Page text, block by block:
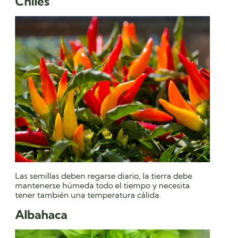
Las semillas deben regarse diario, la tierra debe
mantenerse húmeda todo el tiempo y necesita
tener también una temperatura cálida.
Albahaca